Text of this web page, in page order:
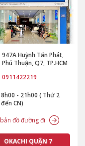
654 Cộng Hoà, P.13. Q.
Tân Bình, TP.HCM
0911472219
8h00 - 21h00 ( Thứ 2
đến CN)
Xem bản đồ đường đi
OKACHI TÂN BÌNH